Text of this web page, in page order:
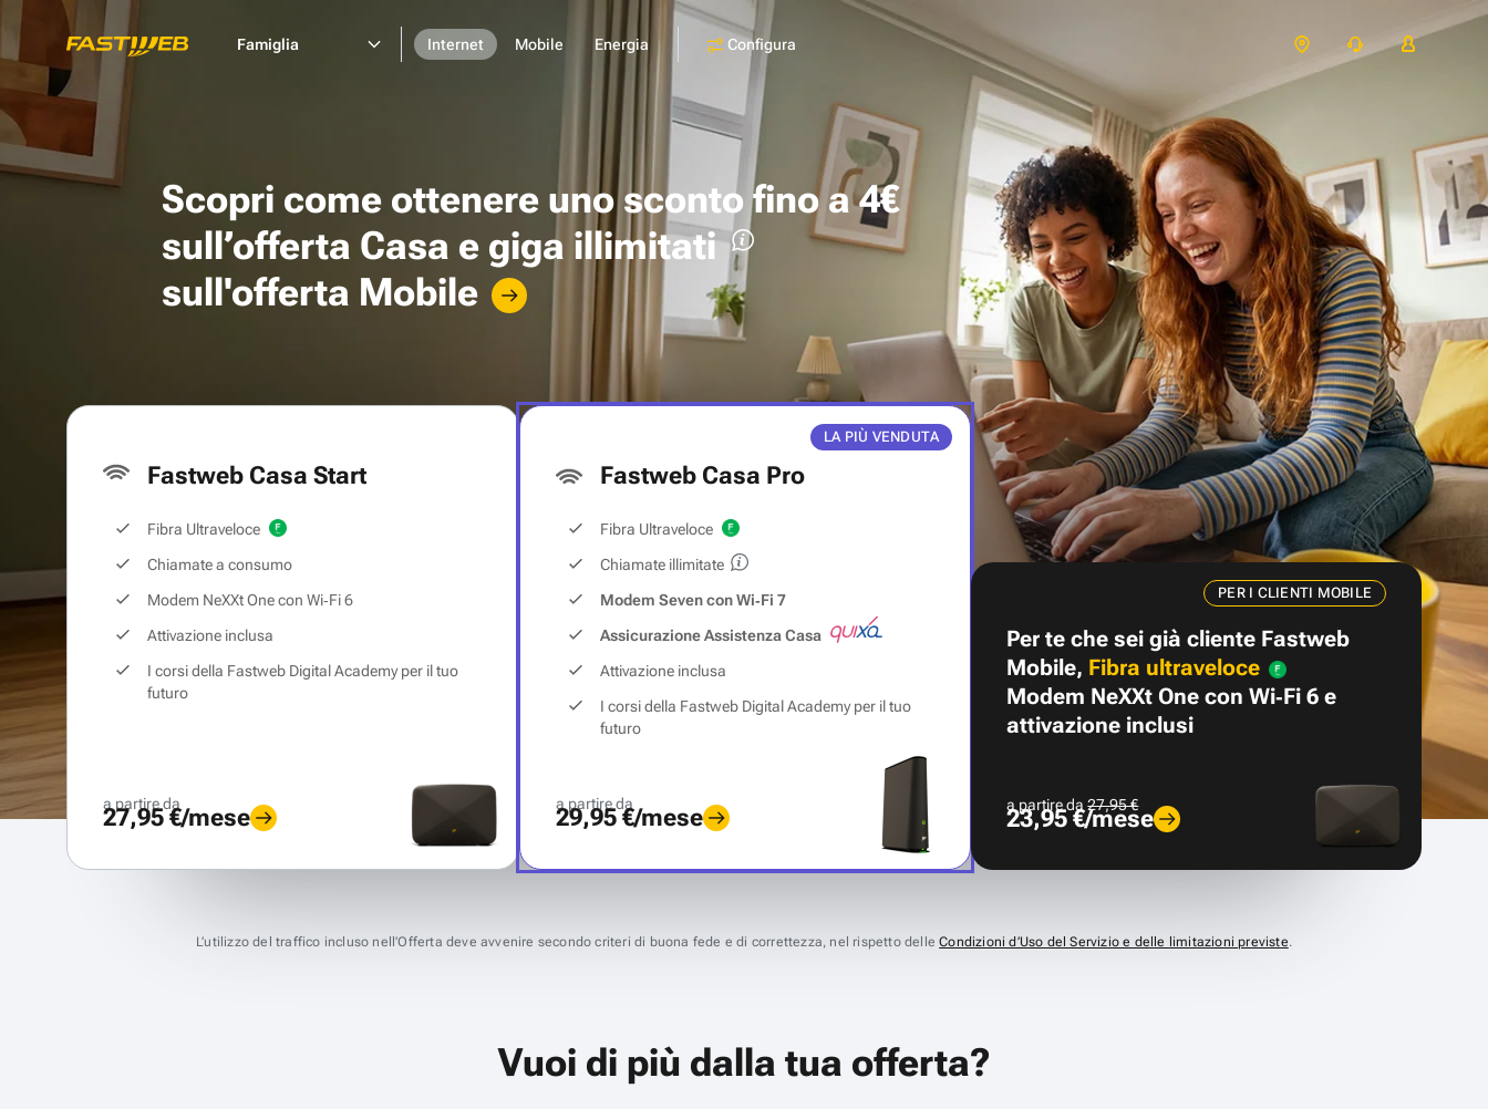
Famiglia Internet Mobile Energia Configura
Scopri come ottenere unosconto fino a 4€
sull’offerta Casa e giga illimitati
sull'offerta Mobile
Fastweb Casa Start
Fibra Ultraveloce
Chiamate a consumo
Modem NeXXt One con Wi‑Fi 6
Attivazione inclusa
I corsi della Fastweb Digital Academy per il tuo
futuro
a partire da
27,95 €/mese
LA PIÙ VENDUTA
Fastweb Casa Pro
Fibra Ultraveloce
Chiamate illimitate
Modem Seven con Wi‑Fi 7
Assicurazione Assistenza Casa
Attivazione inclusa
I corsi della Fastweb Digital Academy per il tuo
futuro
a partire da
29,95 €/mese
PER I CLIENTI MOBILE
Per te che sei già cliente Fastweb
Mobile, Fibra ultraveloce
Modem NeXXt One con Wi‑Fi 6 e
attivazione inclusi
a partire da27,95 €
23,95 €/mese
L’utilizzo del traffico incluso nell’Offerta deve avvenire secondo criteri di buona fede e di correttezza, nel rispetto delleCondizioni d’Uso del Servizio e delle limitazioni previste.
Vuoi di più dalla tua offerta?